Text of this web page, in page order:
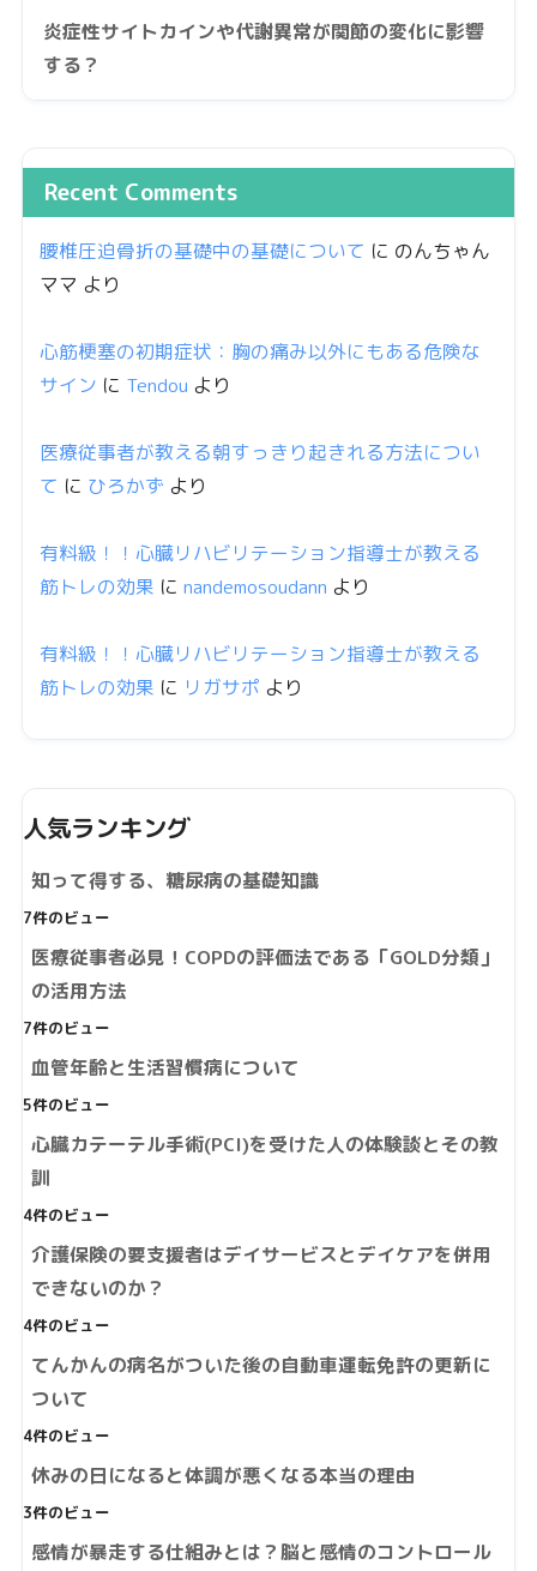
炎症性サイトカインや代謝異常が関節の変化に影響
する？
Recent Comments
腰椎圧迫骨折の基礎中の基礎について に のんちゃん
ママ より
心筋梗塞の初期症状：胸の痛み以外にもある危険な
サイン に Tendou より
医療従事者が教える朝すっきり起きれる方法につい
て に ひろかず より
有料級！！心臓リハビリテーション指導士が教える
筋トレの効果 に nandemosoudann より
有料級！！心臓リハビリテーション指導士が教える
筋トレの効果 に リガサポ より
人気ランキング
知って得する、糖尿病の基礎知識
7件のビュー
医療従事者必見！COPDの評価法である「GOLD分類」
の活用方法
7件のビュー
血管年齢と生活習慣病について
5件のビュー
心臓カテーテル手術(PCI)を受けた人の体験談とその教
訓
4件のビュー
介護保険の要支援者はデイサービスとデイケアを併用
できないのか？
4件のビュー
てんかんの病名がついた後の自動車運転免許の更新に
ついて
4件のビュー
休みの日になると体調が悪くなる本当の理由
3件のビュー
感情が暴走する仕組みとは？脳と感情のコントロール